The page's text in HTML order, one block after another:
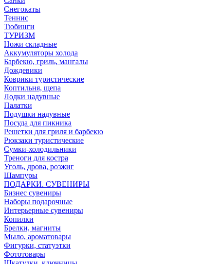
Снегокаты
Теннис
Тюбинги
ТУРИЗМ
Ножи складные
Аккумуляторы холода
Барбекю, гриль, мангалы
Дождевики
Коврики туристические
Коптильня, щепа
Лодки надувные
Палатки
Подушки надувные
Посуда для пикника
Решетки для гриля и барбекю
Рюкзаки туристические
Сумки-холодильники
Треноги для костра
Уголь, дрова, розжиг
Шампуры
ПОДАРКИ. СУВЕНИРЫ
Бизнес сувениры
Наборы подарочные
Интерьерные сувениры
Копилки
Брелки, магниты
Мыло, ароматовары
Фигурки, статуэтки
Фототовары